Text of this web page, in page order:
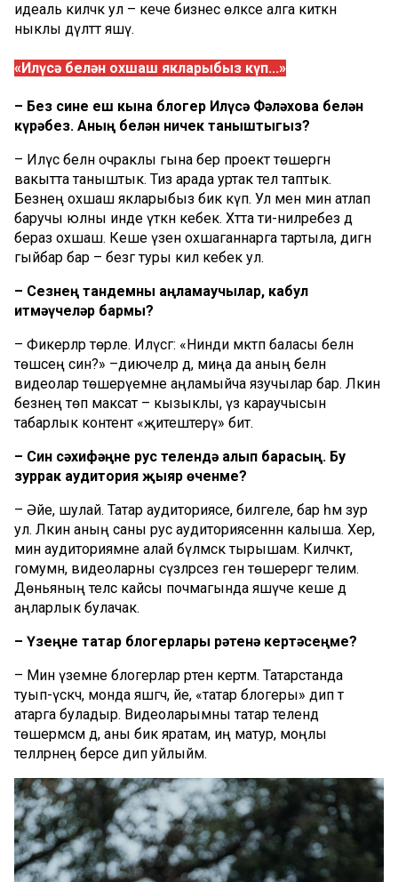
идеаль киләчәк ул – кече бизнес өлкәсе алга киткән
ныклы дәүләттә яшәү.
«Илүсә белән охшаш якларыбыз күп...»
– Без сине еш кына блогер Илүсә Фәләхова белән
күрәбез. Аның белән ничек таныштыгыз?
– Илүсә белән очраклы гына бер проект төшергән
вакытта таныштык. Тиз арада уртак тел таптык.
Безнең охшаш якларыбыз бик күп. Ул менә мин атлап
баручы юлны инде үткән кебек. Хәтта әти-әниләребез дә
бераз охшаш. Кеше үзенә охшаганнарга тартыла, дигән
гыйбарә бар – безгә туры килә кебек ул.
– Сезнең тандемны аңламаучылар, кабул
итмәүчеләр бармы?
– Фикерләр төрле. Илүсәгә: «Нинди мәктәп баласы белән
төшәсең син?» –диючеләр дә, миңа да аның белән
видеолар төшерүемне аңламыйча язучылар бар. Ләкин
безнең төп максат – кызыклы, үз караучысын
табарлык контент «җитештерү» бит.
– Син сәхифәңне рус телендә алып барасың. Бу
зуррак аудитория җыяр өченме?
– Әйе, шулай. Татар аудиториясе, билгеле, бар һәм зур
ул. Ләкин аның саны рус аудиториясеннән калыша. Хәер,
мин аудиториямне алай бүлмәскә тырышам. Киләчәктә,
гомумән, видеоларны сүзләрсез генә төшерергә телим.
Дөньяның теләсә кайсы почмагында яшәүче кеше дә
аңларлык булачак.
– Үзеңне татар блогерлары рәтенә кертәсеңме?
– Мин үземне блогерлар рәтенә кертәм. Татарстанда
туып-үскәч, монда яшәгәч, әйе, «татар блогеры» дип тә
атарга буладыр. Видеоларымны татар телендә
төшермәсәм дә, аны бик яратам, иң матур, моңлы
телләрнең берсе дип уйлыйм.